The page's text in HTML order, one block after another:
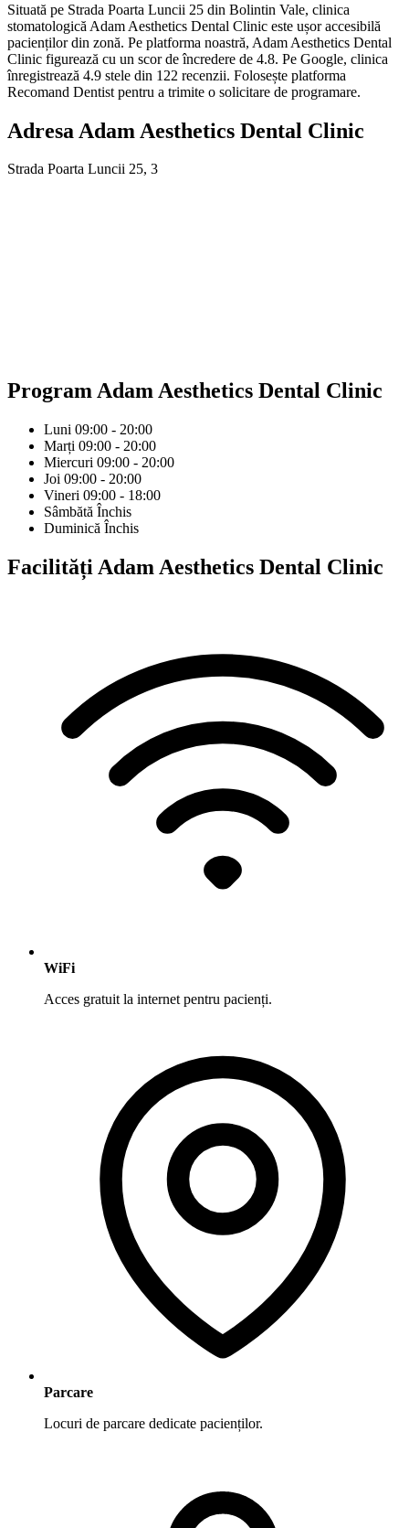
Situată pe Strada Poarta Luncii 25 din Bolintin Vale, clinica
stomatologică Adam Aesthetics Dental Clinic este ușor accesibilă
pacienților din zonă. Pe platforma noastră, Adam Aesthetics Dental
Clinic figurează cu un scor de încredere de 4.8. Pe Google, clinica
înregistrează 4.9 stele din 122 recenzii. Folosește platforma
Recomand Dentist pentru a trimite o solicitare de programare.
Adresa Adam Aesthetics Dental Clinic
Strada Poarta Luncii 25, 3
ProgramAdam Aesthetics Dental Clinic
Luni 09:00 - 20:00
Marți 09:00 - 20:00
Miercuri 09:00 - 20:00
Joi 09:00 - 20:00
Vineri 09:00 - 18:00
Sâmbătă Închis
Duminică Închis
Facilități Adam Aesthetics Dental Clinic
WiFi
Acces gratuit la internet pentru pacienți.
Parcare
Locuri de parcare dedicate pacienților.